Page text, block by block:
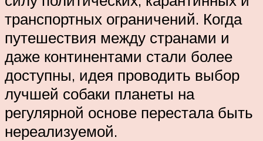
транспортных ограничений. Когда
путешествия между странами и
даже континентами стали более
доступны, идея проводить выбор
лучшей собаки планеты на
регулярной основе перестала быть
нереализуемой.